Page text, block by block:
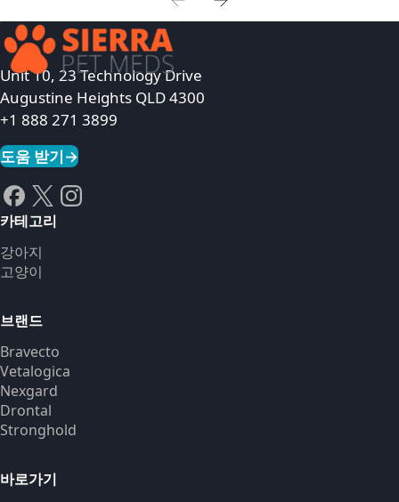
Unit 10, 23 Technology Drive
Augustine Heights QLD 4300
+1 888 271 3899
도움 받기→
카테고리
강아지
고양이
브랜드
Bravecto
Vetalogica
Nexgard
Drontal
Stronghold
바로가기